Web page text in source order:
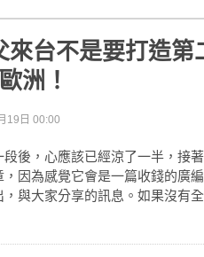
來台不是要打造
洲！
19日 00:00
後，心應該已經涼了一半，接
因為感覺它會是一篇收錢的廣
與大家分享的訊息。如果沒有